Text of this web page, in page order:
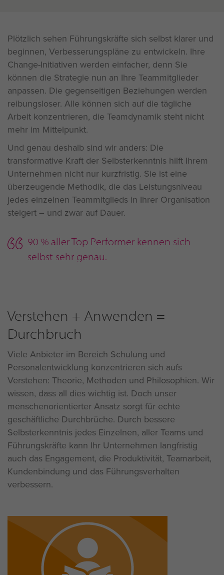
Plötzlich sehen Führungskräfte sich selbst klarer und
beginnen, Verbesserungspläne zu entwickeln. Ihre
Change-Initiativen werden einfacher, denn Sie
können die Strategie nun an Ihre Teammitglieder
anpassen. Die gegenseitigen Beziehungen werden
reibungsloser. Alle können sich auf die tägliche
Arbeit konzentrieren, die Teamdynamik steht nicht
mehr im Mittelpunkt.
Und genau deshalb sind wir anders: Die
transformative Kraft der Selbsterkenntnis hilft Ihrem
Unternehmen nicht nur kurzfristig. Sie ist eine
überzeugende Methodik, die das Leistungsniveau
jedes einzelnen Teammitglieds in Ihrer Organisation
steigert – und zwar auf Dauer.
90 % aller Top Performer kennen sich
selbst sehr genau.
Verstehen + Anwenden =
Durchbruch
Viele Anbieter im Bereich Schulung und
Personalentwicklung konzentrieren sich aufs
Verstehen: Theorie, Methoden und Philosophien. Wir
wissen, dass all dies wichtig ist. Doch unser
menschenorientierter Ansatz sorgt für echte
geschäftliche Durchbrüche. Durch bessere
Selbsterkenntnis jedes Einzelnen, aller Teams und
Führungskräfte kann Ihr Unternehmen langfristig
auch das Engagement, die Produktivität, Teamarbeit,
Kundenbindung und das Führungsverhalten
verbessern.